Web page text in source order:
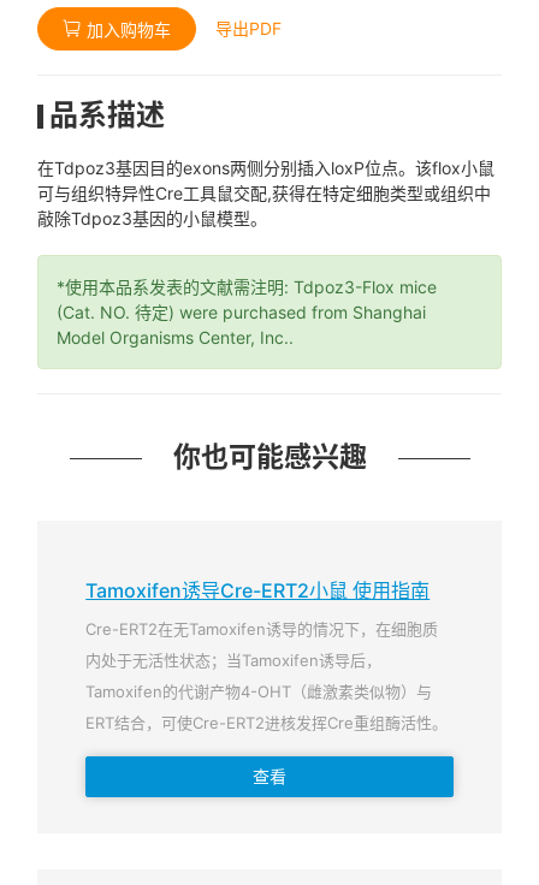
加入购物车 导出PDF
品系描述
在Tdpoz3基因目的exons两侧分别插入loxP位点。该flox小鼠
可与组织特异性Cre工具鼠交配,获得在特定细胞类型或组织中
敲除Tdpoz3基因的小鼠模型。
*使用本品系发表的文献需注明: Tdpoz3-Flox mice
(Cat. NO. 待定) were purchased from Shanghai
Model Organisms Center, Inc..
你也可能感兴趣
Tamoxifen诱导Cre-ERT2小鼠 使用指南
Cre-ERT2在无Tamoxifen诱导的情况下，在细胞质
内处于无活性状态；当Tamoxifen诱导后，
Tamoxifen的代谢产物4-OHT（雌激素类似物）与
ERT结合，可使Cre-ERT2进核发挥Cre重组酶活性。
查看